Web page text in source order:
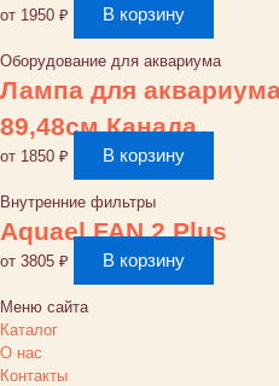
от 1950 ₽ В корзину
Оборудование для аквариума
Лампа для
89,48см Канада
от 1850 ₽ В корзину
Внутренние фильтры
Aquael FAN 2 Plus
от 3805 ₽ В корзину
Меню сайта
Каталог
О нас
Контакты